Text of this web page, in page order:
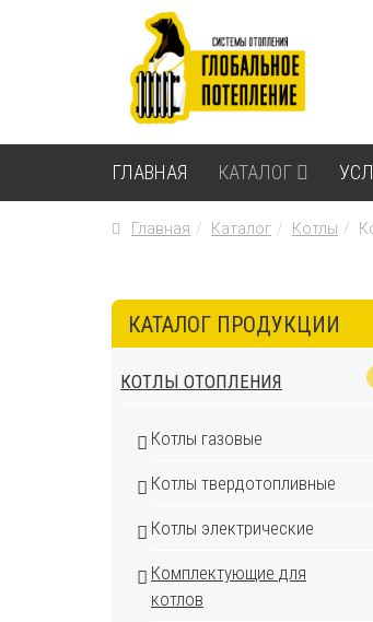
ГЛАВНАЯ КАТАЛОГ
Главная Каталог Котлы
КАТАЛОГ ПРОДУКЦИИ
КОТЛЫ ОТОПЛЕНИЯ
Котлы газовые
Котлы твердотопливные
Котлы электрические
Комплектующие для
котлов